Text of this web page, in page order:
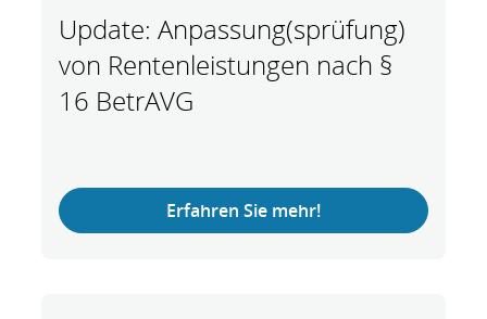
Update: Anpassung(sprüfung)
von Rentenleistungen nach §
16 BetrAVG
Erfahren Sie mehr!